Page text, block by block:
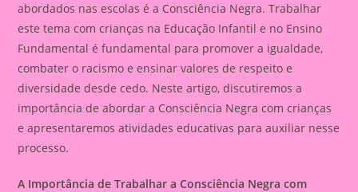
abordados nas escolas é a Consciência Negra. Trabalhar
este tema com crianças na Educação Infantil e no Ensino
Fundamental é fundamental para promover a igualdade,
combater o racismo e ensinar valores de respeito e
diversidade desde cedo. Neste artigo, discutiremos a
importância de abordar a Consciência Negra com crianças
e apresentaremos atividades educativas para auxiliar nesse
processo.
A Importância de Trabalhar a Consciência Negra com